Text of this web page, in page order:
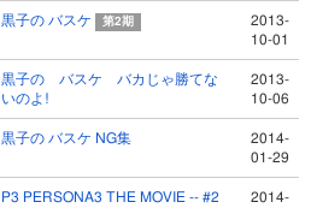
黒子の バスケ 第2期
2013-
10-01
黒子の バスケ バカじゃ勝てな
いのよ!
2013-
10-06
黒子の バスケ NG集
2014-
01-29
P3 PERSONA3 THE MOVIE -- #2
2014-